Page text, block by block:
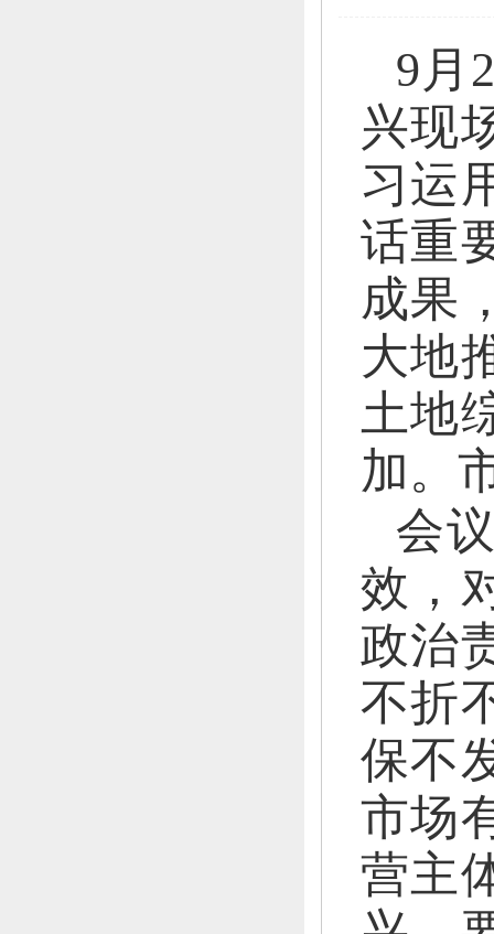
9月
兴现
习运
话重
成果
大地
土地
加。
会
效，
政治
不折
保不
市场
营主